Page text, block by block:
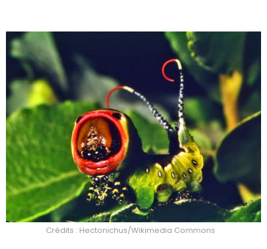
Crédits : Hectonichus/Wikimedia Commons